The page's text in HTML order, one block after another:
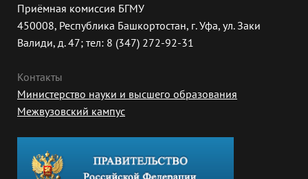
Приёмная комиссия БГМУ
450008, Республика Башкортостан, г. Уфа, ул. Заки
Валиди, д. 47; тел: 8 (347) 272-92-31
Контакты
Министерство науки и высшего образования
Межвузовский кампус